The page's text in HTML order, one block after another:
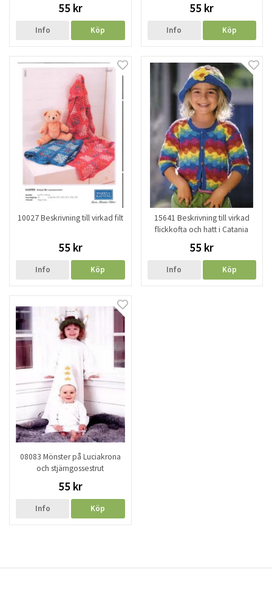
55 kr
Info Köp
55 kr
Info Köp
10027 Beskrivning till virkad filt
55 kr
Info Köp
15641 Beskrivning till virkad
flickkofta och hatt i Catania
55 kr
Info Köp
08083 Mönster på Luciakrona
och stjärngossestrut
55 kr
Info Köp